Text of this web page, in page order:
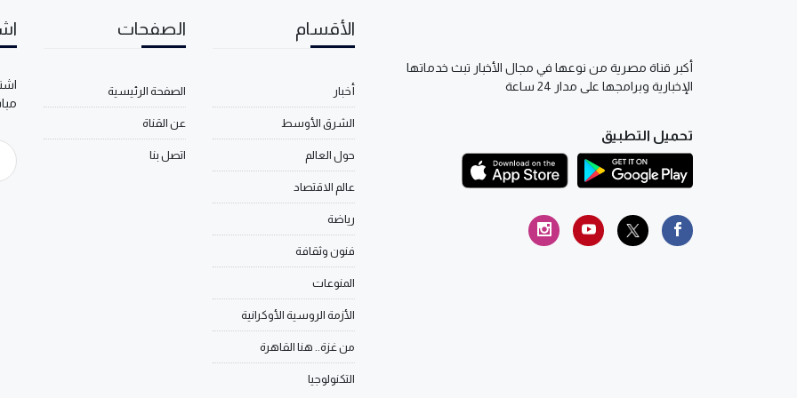
أكبر قناة مصرية من نوعها في مجال الأخبار تبث خدماتها
الإخبارية وبرامجها على مدار 24 ساعة
تحميل التطبيق
الأقسام
أخبار
الشرق الأوسط
حول العالم
عالم الاقتصاد
رياضة
فنون وثقافة
المنوعات
الأزمة الروسية الأوكرانية
من غزة.. هنا القاهرة
التكنولوجيا
الصفحات
الصفحة الرئيسية
عن القناة
اتصل بنا